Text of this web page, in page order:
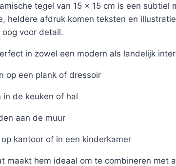
tegel van 15 x 15 cm is een subtiel
heldere afdruk komen teksten en
voor detail.
in zowel een modern als landelijk
op een plank of dressoir
de keuken of hal
aan de muur
kantoor of in een kinderkamer
maakt hem ideaal om te combineren met